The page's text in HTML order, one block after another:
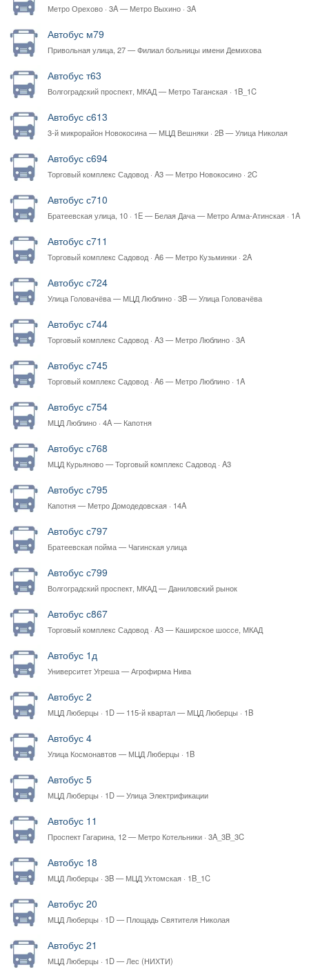
Метро Орехово · 3A — Метро Выхино · 3A
Автобус м79
Привольная улица, 27 — Филиал больницы имени Демихова
Автобус т63
Волгоградский проспект, МКАД — Метро Таганская · 1B_1C
Автобус с613
3-й микрорайон Новокосина — МЦД Вешняки · 2B — Улица Николая
Автобус с694
Торговый комплекс Садовод · A3 — Метро Новокосино · 2C
Автобус с710
Братеевская улица, 10 · 1E — Белая Дача — Метро Алма-Атинская · 1A
Автобус с711
Торговый комплекс Садовод · A6 — Метро Кузьминки · 2A
Автобус с724
Улица Головачёва — МЦД Люблино · 3B — Улица Головачёва
Автобус с744
Торговый комплекс Садовод · A3 — Метро Люблино · 3A
Автобус с745
Торговый комплекс Садовод · A6 — Метро Люблино · 1A
Автобус с754
МЦД Люблино · 4A — Капотня
Автобус с768
МЦД Курьяново — Торговый комплекс Садовод · A3
Автобус с795
Капотня — Метро Домодедовская · 14A
Автобус с797
Братеевская пойма — Чагинская улица
Автобус с799
Волгоградский проспект, МКАД — Даниловский рынок
Автобус с867
Торговый комплекс Садовод · A3 — Каширское шоссе, МКАД
Автобус 1д
Университет Угреша — Агрофирма Нива
Автобус 2
МЦД Люберцы · 1D — 115-й квартал — МЦД Люберцы · 1B
Автобус 4
Улица Космонавтов — МЦД Люберцы · 1B
Автобус 5
МЦД Люберцы · 1D — Улица Электрификации
Автобус 11
Проспект Гагарина, 12 — Метро Котельники · 3A_3B_3C
Автобус 18
МЦД Люберцы · 3B — МЦД Ухтомская · 1B_1C
Автобус 20
МЦД Люберцы · 1D — Площадь Святителя Николая
Автобус 21
МЦД Люберцы · 1D — Лес (НИХТИ)